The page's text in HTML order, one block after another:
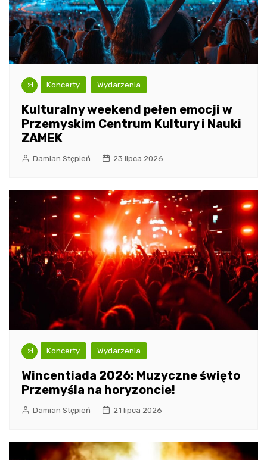
Koncerty Wydarzenia
Kulturalny weekend pełen emocji w
Przemyskim Centrum Kultury i Nauki
ZAMEK
Damian Stępień 23 lipca 2026
Koncerty Wydarzenia
Wincentiada 2026: Muzyczne święto
Przemyśla na horyzoncie!
Damian Stępień 21 lipca 2026